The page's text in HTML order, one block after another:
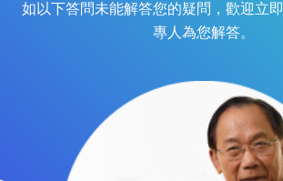
如以下答問未能解答您的疑問，歡迎立即
專人為您解答。